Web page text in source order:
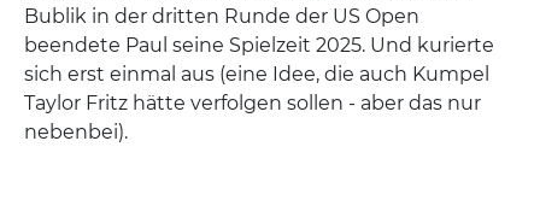
Bublik in der dritten Runde der US Open
beendete Paul seine Spielzeit 2025. Und kurierte
sich erst einmal aus (eine Idee, die auch Kumpel
Taylor Fritz hätte verfolgen sollen - aber das nur
nebenbei).